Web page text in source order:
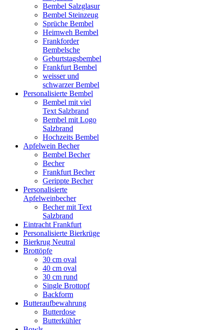
Bembel Salzglasur
Bembel Steinzeug
Sprüche Bembel
Heimweh Bembel
Frankforder
Bembelsche
Geburtstagsbembel
Frankfurt Bembel
weisser und
schwarzer Bembel
Personalisierte Bembel
Bembel mit viel
Text Salzbrand
Bembel mit Logo
Salzbrand
Hochzeits Bembel
Apfelwein Becher
Bembel Becher
Becher
Frankfurt Becher
Gerippte Becher
Personalisierte
Apfelweinbecher
Becher mit Text
Salzbrand
Eintracht Frankfurt
Personalisierte Bierkrüge
Bierkrug Neutral
Brottöpfe
30 cm oval
40 cm oval
30 cm rund
Single Brottopf
Backform
Butteraufbewahrung
Butterdose
Butterkühler